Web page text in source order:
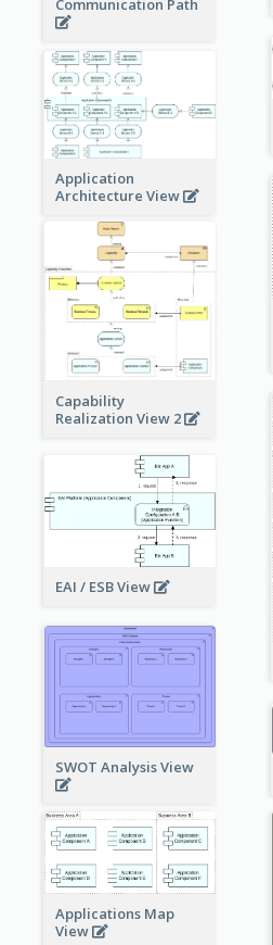
Communication Path
Application
Architecture View
Capability
Realization View 2
EAI / ESB View
SWOT Analysis View
Applications Map
View